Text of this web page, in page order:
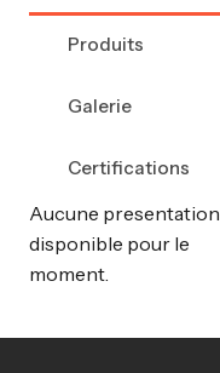
Produits
Galerie
Certifications
Aucune presentation
disponible pour le
moment.